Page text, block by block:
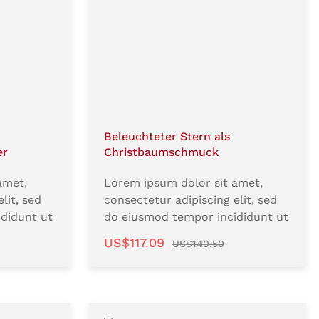
sed
ut
Ut
Beleuchteter Stern als
Christbaumschmuck
Lorem ipsum dolor sit amet,
consectetur adipiscing elit, sed
do eiusmod tempor incididunt ut
labore et dolore magna aliqua. Ut
enim ad minim veniam, quis
Verkaufspreis:
US$117.09 Regulärer Preis:
US$140.50